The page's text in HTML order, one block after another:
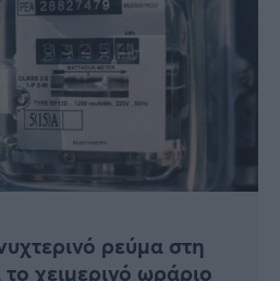
ρεύμα στη
χειμερινό ωράριο